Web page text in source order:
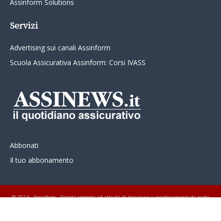
Assinform Solutions
Servizi
Advertising sui canali Assinform
Scuola Assicurativa Assinform: Corsi IVASS
Abbonati
Il tuo abbonamento
© 2024 - Assinform - Società soggetta ad attività di direzione e coordinamento da parte